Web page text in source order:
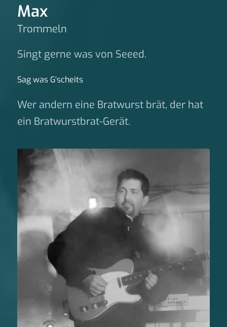
Max
Trommeln
Singt gerne was von Seeed.
Sag was G‘scheits
Wer andern eine Bratwurst brät, der hat
ein Bratwurstbrat-Gerät.